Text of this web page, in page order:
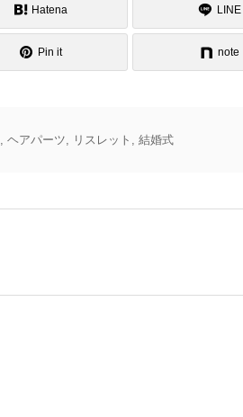
Hatena LINE
Pin it note
, ヘアパーツ, リスレット , 結婚式